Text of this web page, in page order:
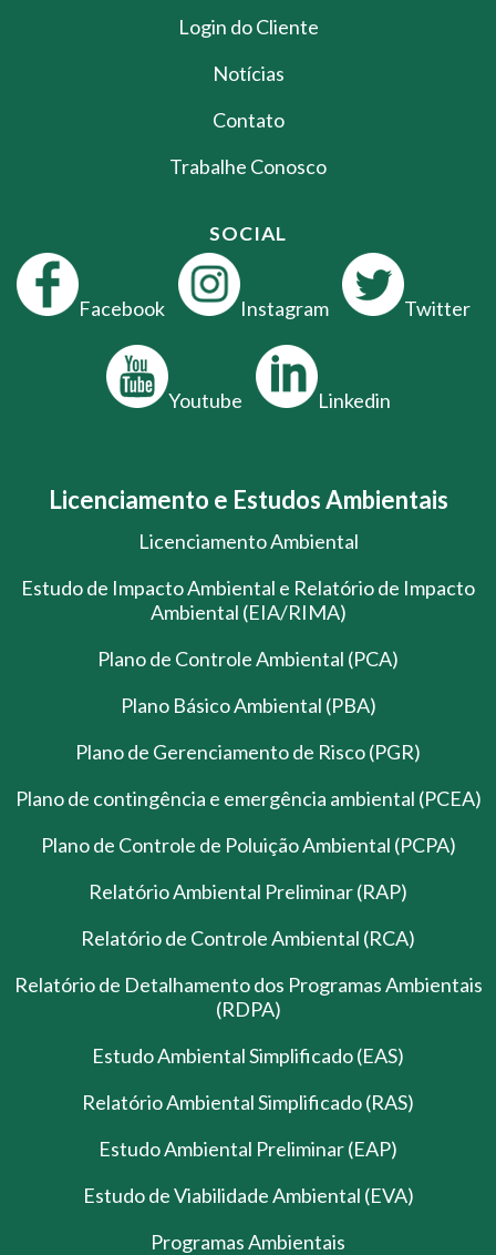
Login do Cliente
Notícias
Contato
Trabalhe Conosco
SOCIAL
Facebook Instagram Twitter
Youtube Linkedin
Licenciamento e Estudos Ambientais
Licenciamento Ambiental
Estudo de Impacto Ambiental e Relatório de Impacto
Ambiental (EIA/RIMA)
Plano de Controle Ambiental (PCA)
Plano Básico Ambiental (PBA)
Plano de Gerenciamento de Risco (PGR)
Plano de contingência e emergência ambiental (PCEA)
Plano de Controle de Poluição Ambiental (PCPA)
Relatório Ambiental Preliminar (RAP)
Relatório de Controle Ambiental (RCA)
Relatório de Detalhamento dos Programas Ambientais
(RDPA)
Estudo Ambiental Simplificado (EAS)
Relatório Ambiental Simplificado (RAS)
Estudo Ambiental Preliminar (EAP)
Estudo de Viabilidade Ambiental (EVA)
Programas Ambientais